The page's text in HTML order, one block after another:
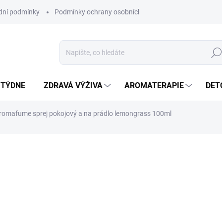
podmínky Podmínky ochrany osobních údajů
ZDRAVÁ VÝŽIVA AROMATERAPIE
sprej pokojový a na prádlo lemongrass 100ml